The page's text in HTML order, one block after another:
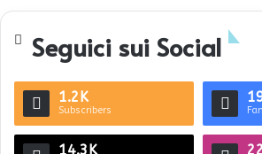
te
Seguici sui Social
1.2K
Subscribers
14.3K